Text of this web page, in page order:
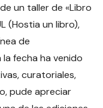
un taller de «Libro
(Hostia un libro),
de
fecha ha venido
curatoriales,
pude apreciar